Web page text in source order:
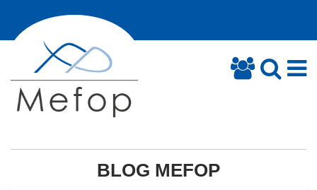
BLOG MEFOP